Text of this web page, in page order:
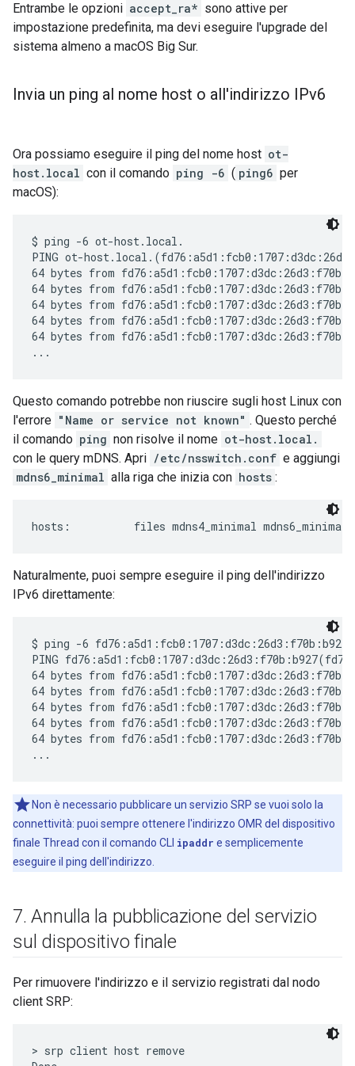
Entrambe le opzioni accept_ra* sono attive per
impostazione predefinita, ma devi eseguire l'upgrade del
sistema almeno a macOS Big Sur.
Invia un ping al nome host o all'indirizzo IPv6
Ora possiamo eseguire il ping del nome host ot-
host.local con il comando ping -6 ( ping6 per
macOS):
$ ping -6 ot-host.local.
PING ot-
64 bytes from
64 bytes from
64 bytes from
64 bytes from
64 bytes from
Questo comando potrebbe non riuscire sugli host Linux con
l'errore "Name or service not known" . Questo perché
il comando ping non risolve il nome ot-host.local.
con le query mDNS. Apri /etc/nsswitch.conf e aggiungi
mdns6_minimal alla riga che inizia con hosts :
Naturalmente, puoi sempre eseguire il ping dell'indirizzo
IPv6 direttamente:
$ ping -6 fd76:a5d1:fcb0:1707:d3dc:26d3:f70b:b927
PING
64 bytes from
64 bytes from
64 bytes from
64 bytes from
64 bytes from
Non è necessario pubblicare un servizio SRP se vuoi solo la
connettività: puoi sempre ottenere l'indirizzo OMR del dispositivo
finale Thread con il comando CLI ipaddr e semplicemente
eseguire il ping dell'indirizzo.
7. Annulla la pubblicazione del servizio
sul dispositivo finale
Per rimuovere l'indirizzo e il servizio registrati dal nodo
client SRP:
> srp client host remove